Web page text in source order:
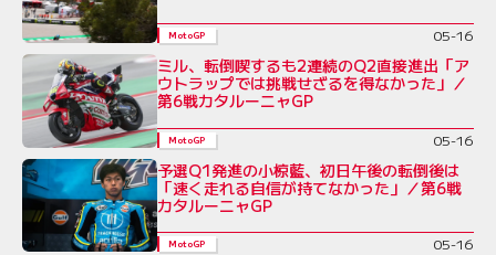
MotoGP 05-16
ミル、転倒喫するも2連続のQ2直接進出「ア
ウトラップでは挑戦せざるを得なかった」／
第6戦カタルーニャGP
MotoGP 05-16
予選Q1発進の小椋藍、初日午後の転倒後は
「速く走れる自信が持てなかった」／第6戦
カタルーニャGP
MotoGP 05-16